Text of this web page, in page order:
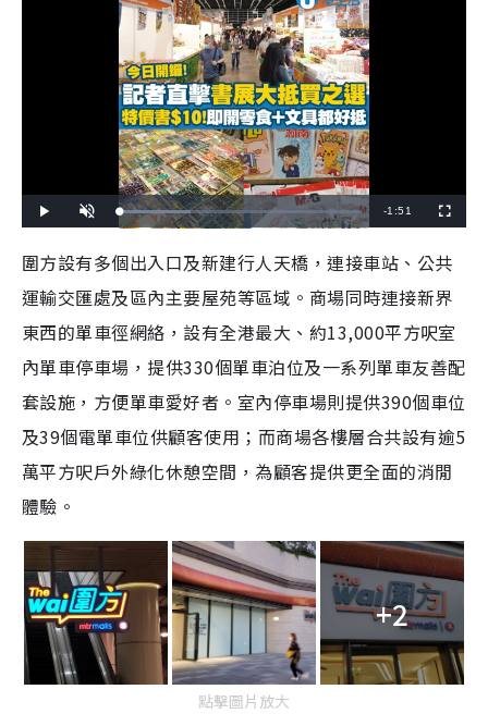
l
n
t
e
L
o
e
d
2
9
1
9
R
a
i
n
i
n
g
m
e
-1:51
u
s
c
e
e
圍方設有多個出入口及新建行人天橋，連接車站、公共
運輸交匯處及區內主要屋苑等區域。商場同時連接新界
東西的單車徑網絡，設有全港最大、約13,000平方呎室
內單車停車場，提供330個單車泊位及一系列單車友善配
套設施，方便單車愛好者。室內停車場則提供390個車位
及39個電單車位供顧客使用；而商場各樓層合共設有逾5
萬平方呎戶外綠化休憩空間，為顧客提供更全面的消閒
體驗。
+2
點擊圖片放大